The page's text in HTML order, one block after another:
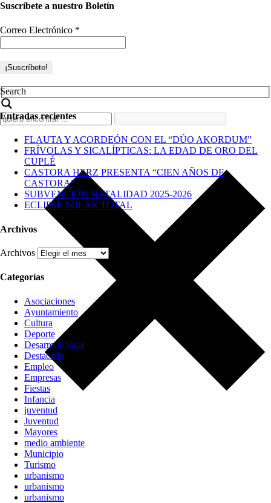
Suscríbete a nuestro Boletín
Correo Electrónico *
Search
Entradas recientes
FLAUTA Y ACORDEÓN CON EL “DÚO AKORDUM”
FRÍVOLAS Y SICALÍPTICAS: LA EDAD DE ORO DEL
CUPLÉ
CASTORA HERZ PRESENTA “CIEN AÑOS DE
CASTORA”
SUBVENCIÓN NATALIDAD 2025-2026
ECLIPSE SOLAR TOTAL
Archivos
Archivos
Categorías
Asociaciones
Ayuntamiento
Cultura
Deporte
Desarrollo local
Destacado
Empleo
Empresas
Fiestas
Infancia
juventud
Juventud
Mayores
medio ambiente
Municipio
Turismo
urbanismo
urbanismo
urbanismo